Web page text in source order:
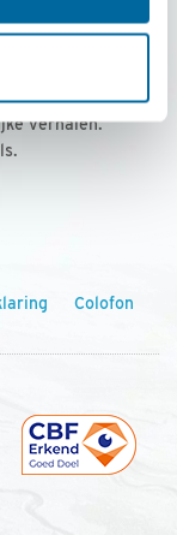
per jaar
met
verhalen.
Colofon